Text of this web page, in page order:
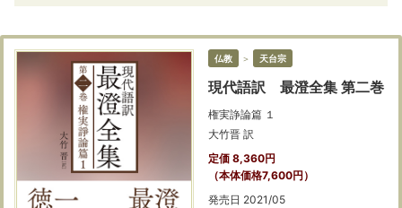
仏教 ＞ 天台宗
現代語訳 最澄全集 第二巻
権実諍論篇 １
大竹晋 訳
定価 8,360円
（本体価格7,600円）
発売日 2021/05